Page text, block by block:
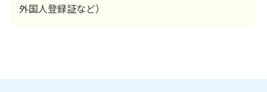
外国人登録証など）